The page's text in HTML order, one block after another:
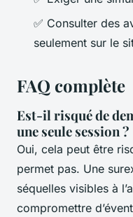
✅ Consulter des
seulement sur le
FAQ complète
Est-il risqué de
une seule session ?
Oui, cela peut être
permet pas. Une
séquelles visibles à
compromettre